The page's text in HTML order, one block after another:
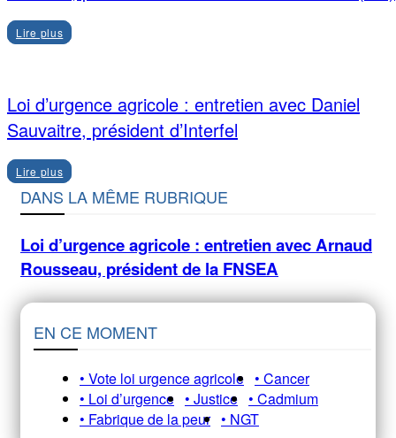
Lire plus
Loi d’urgence agricole : entretien avec Daniel
Sauvaitre, président d’Interfel
Lire plus
DANS LA MÊME RUBRIQUE
Loi d’urgence agricole : entretien avec Arnaud
Rousseau, président de la FNSEA
EN CE MOMENT
• Vote loi urgence agricole • Cancer
• Loi d’urgence • Justice • Cadmium
• Fabrique de la peur • NGT